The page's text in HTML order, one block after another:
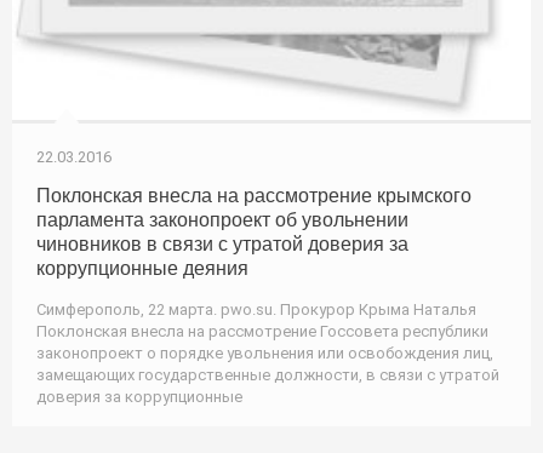
22.03.2016
Поклонская внесла на рассмотрение крымского
парламента законопроект об увольнении
чиновников в связи с утратой доверия за
коррупционные деяния
Симферополь, 22 марта. pwo.su. Прокурор Крыма Наталья
Поклонская внесла на рассмотрение Госсовета республики
законопроект о порядке увольнения или освобождения лиц,
замещающих государственные должности, в связи с утратой
доверия за коррупционные